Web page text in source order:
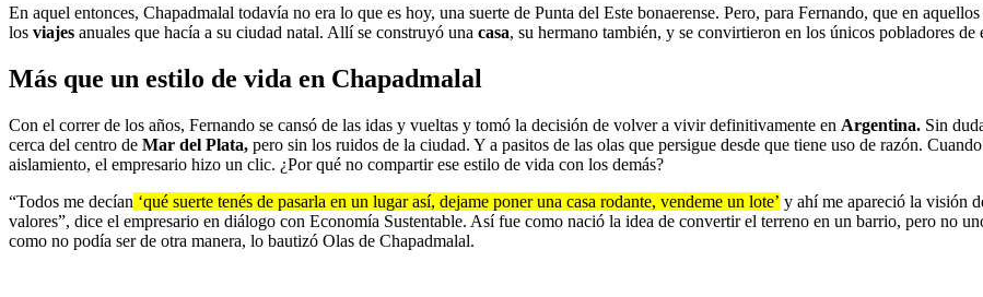
En aquel entonces, Chapadmalal todavía no era lo que es hoy, una suerte de Punta del Este bonaerense. Pero, para Fernando, que en
los viajes anuales que hacía a su ciudad natal. Allí se construyó una casa, su hermano también, y se convirtieron en los únicos pobladores de
Más que un estilo de vida en Chapadmalal
Con el correr de los años, Fernando se cansó de las idas y vueltas y tomó la decisión de volver a vivir definitivamente en Argentina. Sin
cerca del centro de Mar del Plata, pero sin los ruidos de la ciudad. Y a pasitos de las olas que persigue desde que tiene uso de razón.
aislamiento, el empresario hizo un clic. ¿Por qué no compartir ese estilo de vida con los demás?
“Todos me decían ‘qué suerte tenés de pasarla en un lugar así, dejame poner una casa rodante, vendeme un lote’ y ahí me apareció la visión
valores”, dice el empresario en diálogo con Economía Sustentable. Así fue como nació la idea de convertir el terreno en un barrio, pero no
como no podía ser de otra manera, lo bautizó Olas de Chapadmalal.